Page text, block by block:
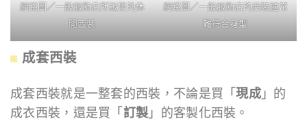
網路圖／一般服飾店所販售的休
閒西裝
網路圖／一般服飾店的西裝通常
難符合身型
成套西裝
成套西裝就是一整套的西裝，不論是買「現成 」的
成衣西裝，還是買「訂製 」的客製化西裝。